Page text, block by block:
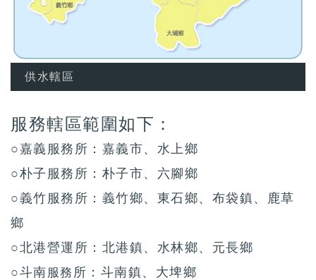
供水轄區
服務轄區範圍如下：
○嘉義服務所：嘉義市、水上鄉
○朴子服務所：朴子市、六腳鄉
○義竹服務所：義竹鄉、東石鄉、布袋鎮、鹿草
鄉
○北港營運所：北港鎮、水林鄉、元長鄉
○斗南服務 所：斗南鎮、大埤鄉